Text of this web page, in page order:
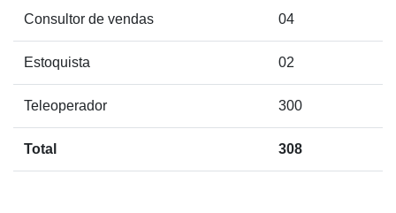
Consultor de vendas 04
Estoquista 02
Teleoperador 300
Total 308